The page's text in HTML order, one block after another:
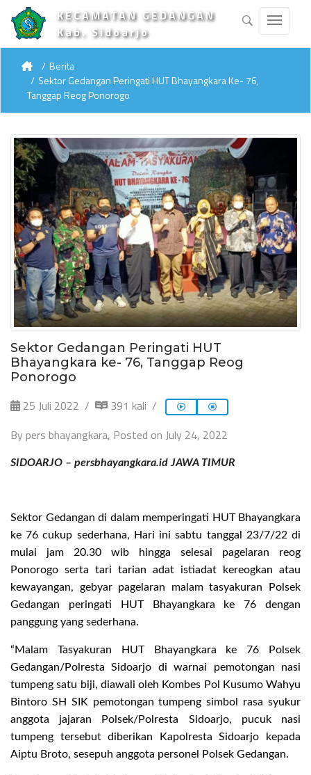
KECAMATAN GEDANGAN
Kab. Sidoarjo
Berita
Sektor Gedangan Peringati HUT Bhayangkara Ke- 76,
Tanggap Reog Ponorogo
Sektor Gedangan Peringati HUT
Bhayangkara ke- 76, Tanggap Reog
Ponorogo
25 Juli 2022
391 kali
By pers bhayangkara, Posted on July 24, 2022
SIDOARJO – persbhayangkara.id JAWA TIMUR
Sektor Gedangan di dalam memperingati HUT Bhayangkara
ke 76 cukup sederhana, Hari ini sabtu tanggal 23/7/22 di
mulai jam 20.30 wib hingga selesai pagelaran reog
Ponorogo serta tari tarian adat istiadat kereogkan atau
kewayangan, gebyar pagelaran malam tasyakuran Polsek
Gedangan peringati HUT Bhayangkara ke 76 dengan
panggung yang sederhana.
“Malam Tasyakuran HUT Bhayangkara ke 76 Polsek
Gedangan/Polresta Sidoarjo di warnai pemotongan nasi
tumpeng satu biji, diawali oleh Kombes Pol Kusumo Wahyu
Bintoro SH SIK pemotongan tumpeng simbol rasa syukur
anggota jajaran Polsek/Polresta Sidoarjo, pucuk nasi
tumpeng tersebut diberikan Kapolresta Sidoarjo kepada
Aiptu Broto, sesepuh anggota personel Polsek Gedangan.